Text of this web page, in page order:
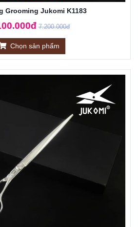
Grooming Jukomi K1183
7.200.000đ
Chọn sản phẩm